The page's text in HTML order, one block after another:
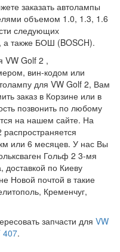
заказать автолампы
объемом 1.0, 1.3, 1.6
следующих
а также БОШ (BOSCH).
VW Golf 2 ,
вин-кодом или
для VW Golf 2, Вам
заказ в Корзине или в
позвонить по любому
на нашем сайте. На
или 6 месяцев. У нас Вы
Гольф 2 3-мя
по Киеву
Новой почтой в такие
Кременчуг,
запчасти для VW
407.